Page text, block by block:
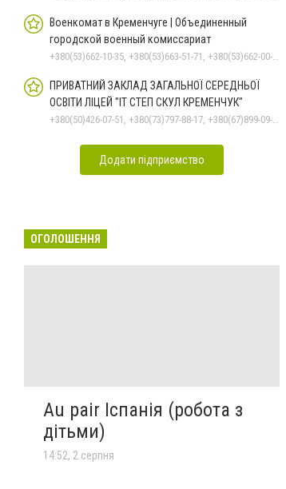
Военкомат в Кременчуге | Объединенный
городской военный комиссариат
+380(53)662-10-35, +380(53)663-51-71, +380(53)662-00-54
ПРИВАТНИЙ ЗАКЛАД ЗАГАЛЬНОЇ СЕРЕДНЬОЇ
ОСВІТИ ЛІЦЕЙ "ІТ СТЕП СКУЛ КРЕМЕНЧУК"
+380(50)426-07-51, +380(73)797-88-17, +380(67)899-09-16
Додати підприємство
ОГОЛОШЕННЯ
Au pair Іспанія (робота з
дітьми)
14:52, 2 серпня